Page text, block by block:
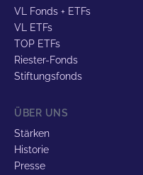
VL Fonds + ETFs
VL ETFs
TOP ETFs
Riester-Fonds
Stiftungsfonds
ÜBER UNS
Stärken
Historie
Presse